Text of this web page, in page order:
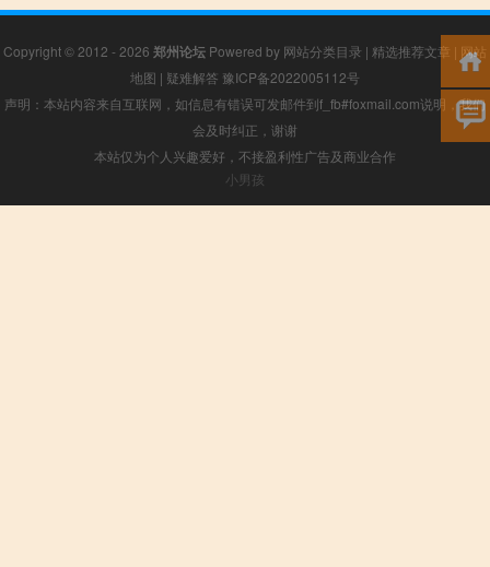
Copyright © 2012 - 2026 郑州论坛 Powered by 网站分类目录 | 精选推荐文章 | 网站
地图 | 疑难解答 豫ICP备2022005112号
声明：本站内容来自互联网，如信息有错误可发邮件到f_fb#foxmail.com说明，我们
会及时纠正，谢谢
本站仅为个人兴趣爱好，不接盈利性广告及商业合作
小男孩